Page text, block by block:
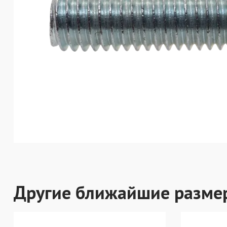
Другие ближайшие